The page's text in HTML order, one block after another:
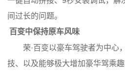
间过长的问题。
百变中保持原车风味
荣·百变以豪车驾驶者为中心
技、以及能够极大增加豪华驾乘